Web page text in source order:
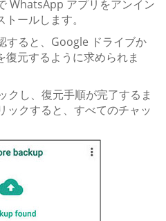
WhatsApp アプリをアンイン
ールします。
すると、Google ドライブか
元するように求められま
クし、復元手順が完了するま
ックすると、すべてのチャッ